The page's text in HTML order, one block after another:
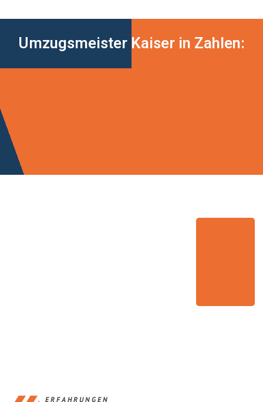
Umzugsmeister Kaiser in Zahlen:
ERFAHRUNGEN